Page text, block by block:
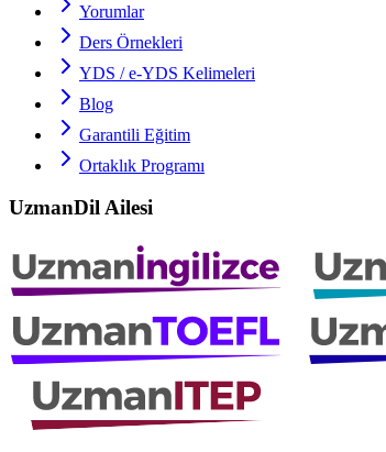
Yorumlar
Ders Örnekleri
YDS / e-YDS Kelimeleri
Blog
Garantili Eğitim
Ortaklık Programı
UzmanDil Ailesi